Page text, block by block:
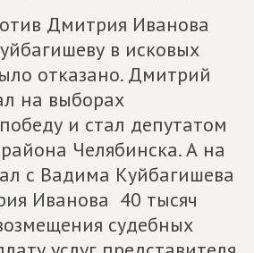
Дмитрия Иванова
в исковых
отказано. Дмитрий
на выборах
и стал депутатом
Челябинска. А на
с Вадима Куйбагишева
Иванова 40 тысяч
судебных